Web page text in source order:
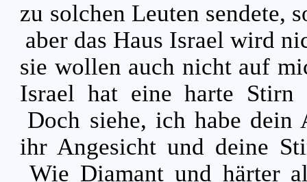
zu solchen Leuten sendete,
aber das Haus Israel wird
sie wollen auch nicht auf
Israel hat eine harte
Doch siehe, ich habe dein
ihr Angesicht und deine
Wie Diamant und härter